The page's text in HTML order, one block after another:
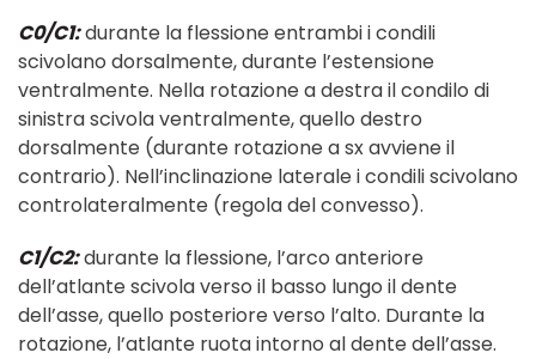
C0/C1:durante la flessione entrambi i condili
scivolano dorsalmente, durante l’estensione
ventralmente. Nella rotazione a destra il condilo di
sinistra scivola ventralmente, quello destro
dorsalmente (durante rotazione a sx avviene il
contrario). Nell’inclinazione laterale i condili scivolano
controlateralmente (regola del convesso).
C1/C2:durante la flessione, l’arco anteriore
dell’atlante scivola verso il basso lungo il dente
dell’asse, quello posteriore verso l’alto. Durante la
rotazione, l’atlante ruota intorno al dente dell’asse.